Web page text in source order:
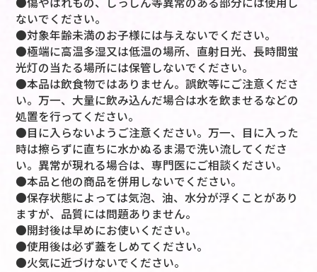
ないでください。
●対象年齢未満のお子様には与えないでください。
●極端に高温多湿又は低温の場所、直射日光、長時間蛍
光灯の当たる場所には保管しないでください。
●本品は飲食物ではありません。誤飲等にご注意くださ
い。万一、大量に飲み込んだ場合は水を飲ませるなどの
処置を行ってください。
●目に入らないようご注意ください。万一、目に入った
時は擦らずに直ちに水かぬるま湯で洗い流してくださ
い。異常が現れる場合は、専門医にご相談ください。
●本品と他の商品を併用しないでください。
●保存状態によっては気泡、油、水分が浮くことがあり
ますが、品質には問題ありません。
●開封後は早めにお使いください。
●使用後は必ず蓋をしめてください。
●火気に近づけないでください。